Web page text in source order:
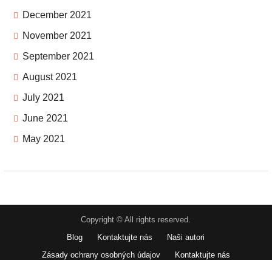
December 2021
November 2021
September 2021
August 2021
July 2021
June 2021
May 2021
Copyright © All rights reserved.
Blog
Kontaktujte nás
Naši autori
Zásady ochrany osobných údajov
Kontaktujte nás